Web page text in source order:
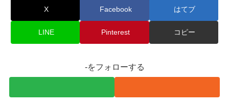
X Facebook はてブ
LINE Pinterest コピー
-をフォローする